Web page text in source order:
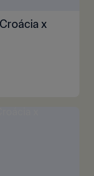
x